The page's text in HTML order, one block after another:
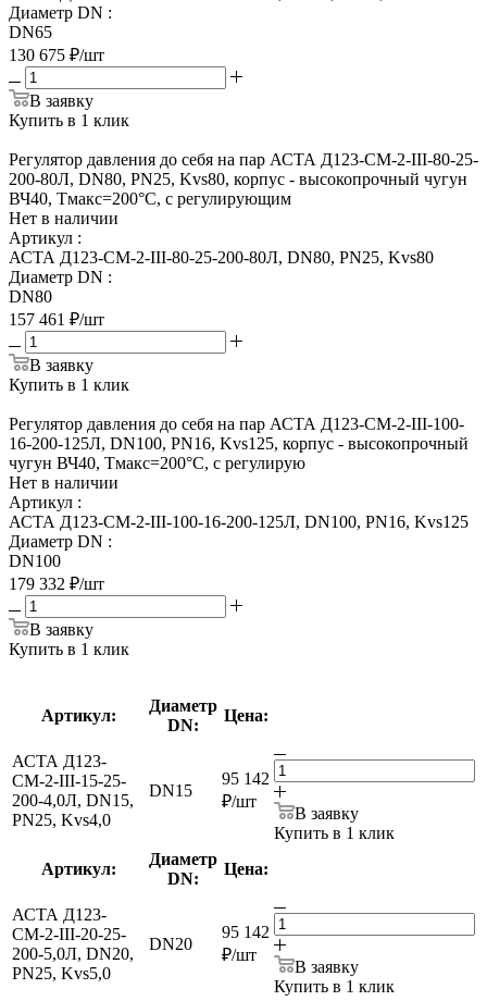
Диаметр DN :
DN65
130 675 ₽/шт
В заявку
Купить в 1 клик
Регулятор давления до себя на пар АСТА Д123-СМ-2-III-80-25-
200-80Л, DN80, PN25, Kvs80, корпус - высокопрочный чугун
ВЧ40, Tмакс=200°С, с регулирующим
Нет в наличии
Артикул :
АСТА Д123-СМ-2-III-80-25-200-80Л, DN80, PN25, Kvs80
Диаметр DN :
DN80
157 461 ₽/шт
В заявку
Купить в 1 клик
Регулятор давления до себя на пар АСТА Д123-СМ-2-III-100-
16-200-125Л, DN100, PN16, Kvs125, корпус - высокопрочный
чугун ВЧ40, Tмакс=200°С, с регулирую
Нет в наличии
Артикул :
АСТА Д123-СМ-2-III-100-16-200-125Л, DN100, PN16, Kvs125
Диаметр DN :
DN100
179 332 ₽/шт
В заявку
Купить в 1 клик
Артикул:
Диаметр
DN:
Цена:
АСТА Д123-
СМ-2-III-15-25-
200-4,0Л, DN15,
PN25, Kvs4,0
DN15
95 142
₽/шт
В заявку
Купить в 1 клик
Артикул:
Диаметр
DN:
Цена:
АСТА Д123-
СМ-2-III-20-25-
200-5,0Л, DN20,
PN25, Kvs5,0
DN20
95 142
₽/шт
В заявку
Купить в 1 клик